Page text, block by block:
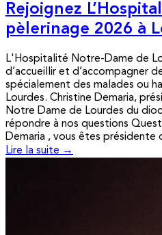
Rejoignez
pèlerinage 2026 à
L'Hospitalité Notre-Dame de
d’accueillir et d’accompagner
spécialement des malades ou
Lourdes. Christine Demaria,
Notre Dame de Lourdes du
répondre à nos questions
Demaria , vous êtes présidente
Lire la suite →